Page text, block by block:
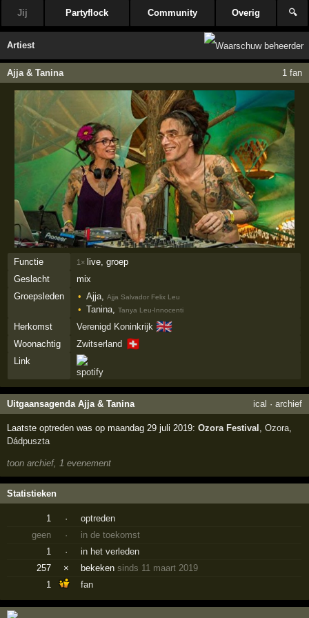
Jij Partyflock Community Overig 🔍
Artiest
Ajja & Tanina 1 fan
Functie 1× live, groep
Geslacht
mix
Groepsleden
Ajja ,Ajja Salvador Felix Leu
Tanina ,Tanya Leu-Innocenti
Herkomst Verenigd Koninkrijk 🇬🇧
Woonachtig Zwitserland 🇨🇭
Link
Uitgaansagenda Ajja & Tanina ical · archief
Laatste optreden was op maandag 29 juli 2019:Ozora Festival ,Ozora
Dádpuszta
toon archief, 1 evenement
Statistieken
1 ·
optreden
geen
·
in de toekomst
1
·
in het verleden
257
× bekekensinds 11 maart 2019
1
fan